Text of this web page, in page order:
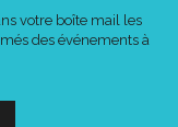
votre boîte mail les
des événements à